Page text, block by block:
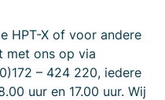
HPT-X of voor andere
met ons op via
– 424 220, iedere
uur en 17.00 uur. Wij